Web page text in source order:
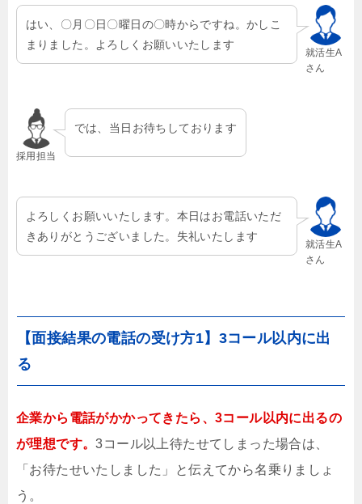
就活生A
さん
はい、〇月〇日〇曜日の〇時からですね。かしこ
まりました。よろしくお願いいたします
採用担当
では、当日お待ちしております
就活生A
さん
よろしくお願いいたします。本日はお電話いただ
きありがとうございました。失礼いたします
【面接結果の電話の受け方1】3コール以内に出
る
企業から電話がかかってきたら、3コール以内に出るの
が理想です。3コール以上待たせてしまった場合は、
「お待たせいたしました」と伝えてから名乗りましょ
う。